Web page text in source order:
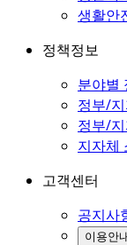
생활안
정책정보
분야별
정부/
정부/
지자체
고객센터
공지사
이용안